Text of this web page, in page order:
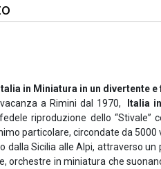
in Miniatura in un divertente
a Rimini dal 1970,
Italia
riproduzione dello
particolare, circondate da 5000
dalla Sicilia alle Alpi, attraverso
orchestre in miniatura che